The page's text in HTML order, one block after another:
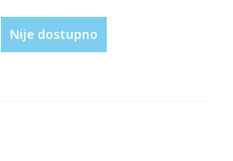
Nije dostupno